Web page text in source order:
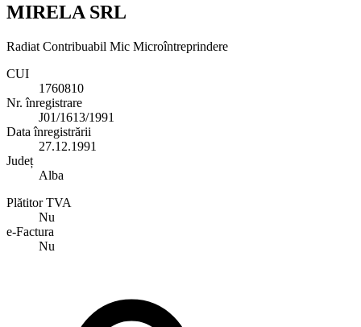
MIRELA SRL
Radiat Contribuabil Mic Microîntreprindere
CUI
1760810
Nr. înregistrare
J01/1613/1991
Data înregistrării
27.12.1991
Județ
Alba
Plătitor TVA
Nu
e-Factura
Nu